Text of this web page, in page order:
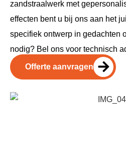
zandstraalwerk met
effecten bent u bij ons aan het
specifiek ontwerp in gedachten
nodig? Bel ons voor technisch
Offerte aanvragen